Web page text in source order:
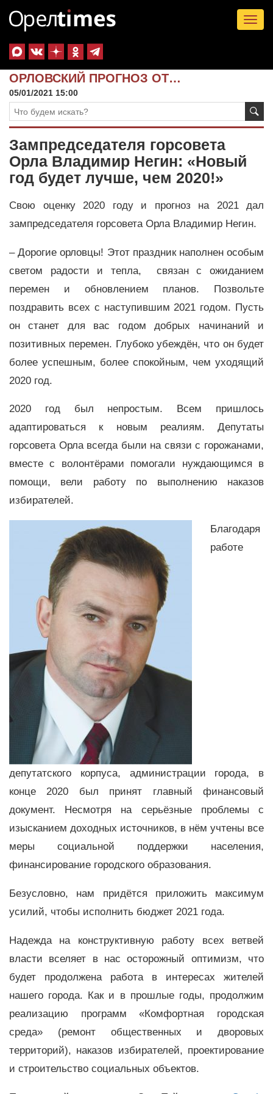
ОРЛОВСКИЙ ПРОГНОЗ ОТ…
05/01/2021 15:00
Зампредседателя горсовета
Орла Владимир Негин: «Новый
год будет лучше, чем 2020!»
Свою оценку 2020 году и прогноз на 2021 дал
зампредседателя горсовета Орла Владимир Негин.
– Дорогие орловцы! Этот праздник наполнен особым
светом радости и тепла, связан с ожиданием
перемен и обновлением планов. Позвольте
поздравить всех с наступившим 2021 годом. Пусть
он станет для вас годом добрых начинаний и
позитивных перемен. Глубоко убеждён, что он будет
более успешным, более спокойным, чем уходящий
2020 год.
2020 год был непростым. Всем пришлось
адаптироваться к новым реалиям. Депутаты
горсовета Орла всегда были на связи с горожанами,
вместе с волонтёрами помогали нуждающимся в
помощи, вели работу по выполнению наказов
избирателей.
Благодаря
работе
депутатского корпуса, администрации города, в
конце 2020 был принят главный финансовый
документ. Несмотря на серьёзные проблемы с
изысканием доходных источников, в нём учтены все
меры социальной поддержки населения,
финансирование городского образования.
Безусловно, нам придётся приложить максимум
усилий, чтобы исполнить бюджет 2021 года.
Надежда на конструктивную работу всех ветвей
власти вселяет в нас осторожный оптимизм, что
будет продолжена работа в интересах жителей
нашего города. Как и в прошлые годы, продолжим
реализацию программ «Комфортная городская
среда» (ремонт общественных и дворовых
территорий), наказов избирателей, проектирование
и строительство социальных объектов.